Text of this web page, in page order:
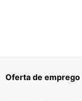
Oferta de emprego